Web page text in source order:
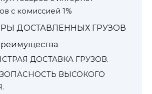
с комиссией 1%
ДОСТАВЛЕННЫХ ГРУЗОВ
ДОСТАВКА ГРУЗОВ.
ВЫСОКОГО